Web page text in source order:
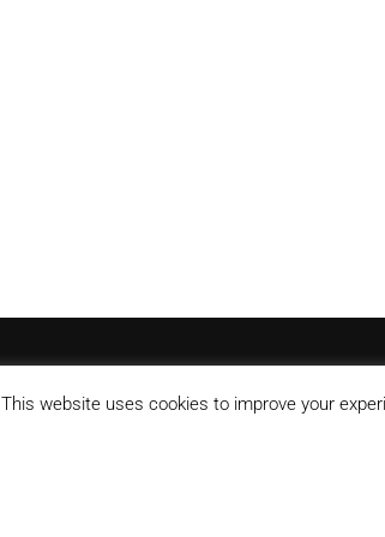
This website uses cookies to improve your